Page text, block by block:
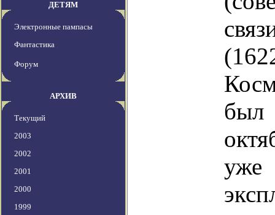
ДЕТЯМ
Электронные пампасы
Фантастика
Форум
АРХИВ
Текущий
2003
2002
2001
2000
1999
уже